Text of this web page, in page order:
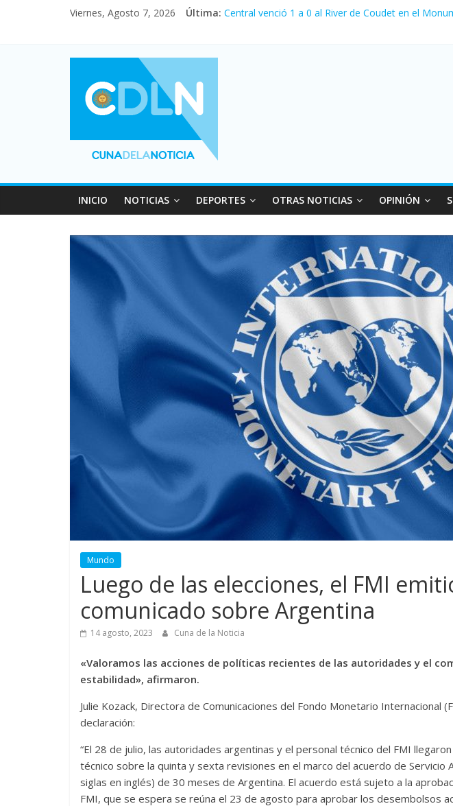
Viernes, Agosto 7, 2026 Última: Central venció 1 a 0 al River de Coudet en el
Vacaciones de invierno con más movimiento y
Fuerte caída de la venta de autos usados en julio:
INICIO NOTICIAS DEPORTES OTRAS NOTICIAS OPINIÓN
Mundo
Luego de las elecciones, el FMI
comunicado sobre Argentina
14 agosto, 2023 Cuna de la Noticia
«Valoramos las acciones de políticas recientes de las autoridades y el
estabilidad», afirmaron.
Julie Kozack, Directora de Comunicaciones del Fondo Monetario Internacional
declaración:
“El 28 de julio, las autoridades argentinas y el personal técnico del FMI
técnico sobre la quinta y sexta revisiones en el marco del acuerdo de Servicio
siglas en inglés) de 30 meses de Argentina. El acuerdo está sujeto a la
FMI, que se espera se reúna el 23 de agosto para aprobar los desembolsos